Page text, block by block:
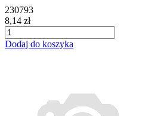
230793
8,14 zł
Dodaj do koszyka